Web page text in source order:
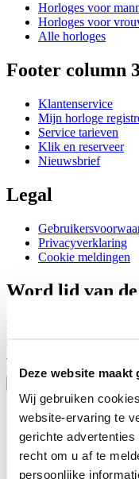
Deze website
Wij gebruiken
website-ervaring te
gerichte advertenties
recht om u af te
persoonlijke
Horloges voor
Horloges voor
Alle horloges
Footer column
Klantenservice
Mijn horloge
Service tarieven
Klik en reserveer
Nieuwsbrief
Legal
Privacyverklaring
Cookie meldingen
Word lid van
Meld je aan en ontvang
productrecensies
Selecteer een land/regio
Austria
Dutch
Français
China